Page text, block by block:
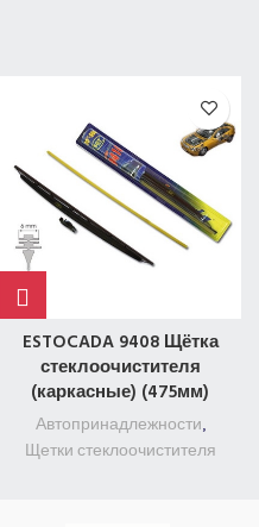
ESTOCADA 9408 Щётка
стеклоочистителя
(каркасные) (475мм)
Автопринадлежности,
Щетки стеклоочистителя